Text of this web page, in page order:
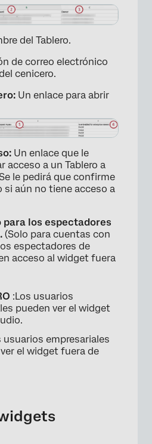
del Tablero.
de correo electrónico
cenicero.
Un enlace para abrir
Un enlace que le
acceso a un Tablero a
le pedirá que confirme
si aún no tiene acceso a
para los espectadores
(Solo para cuentas con
espectadores de
acceso al widget fuera
:Los usuarios
pueden ver el widget
usuarios empresariales
el widget fuera de